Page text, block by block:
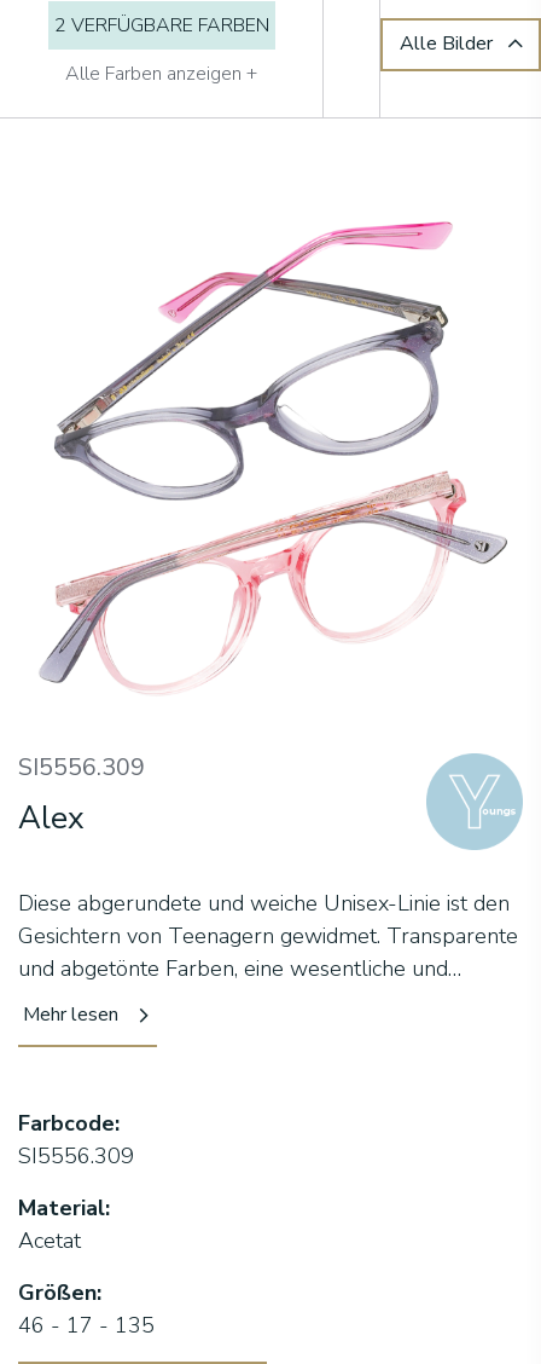
2 VERFÜGBARE FARBEN
Alle Farben anzeigen +
Alle Bilder
SI5556.309
Alex
Diese abgerundete und weiche Unisex-Linie ist den
Gesichtern von Teenagern gewidmet. Transparente
und abgetönte Farben, eine wesentliche und
schnelle kontrastierende Verklebung an den
sorgt für Festigkeit und Komfort im Gesicht.
Mehr lesen
Farbcode:
SI5556.309
Material:
Acetat
Größen:
46 - 17 - 135